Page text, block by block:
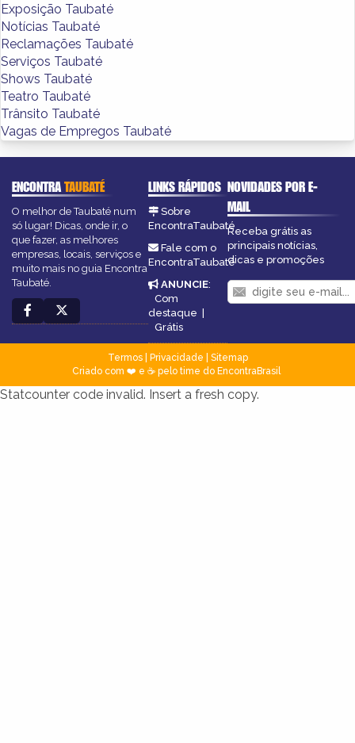
Exposição Taubaté
Notícias Taubaté
Reclamações Taubaté
Serviços Taubaté
Shows Taubaté
Teatro Taubaté
Trânsito Taubaté
Vagas de Empregos Taubaté
ENCONTRATAUBATÉ
O melhor de Taubaté num
só lugar! Dicas, onde ir, o
que fazer, as melhores
empresas, locais, serviços e
muito mais no guia Encontra
Taubaté.
LINKS RÁPIDOS
Sobre
EncontraTaubaté
Fale com o
EncontraTaubaté
ANUNCIE:
Com
destaque |
Grátis
NOVIDADES POR E-
MAIL
Receba grátis as
principais notícias,
dicas e promoções
Termos| Privacidade
Sitemap
Criado com ❤️ e ☕ pelo time do EncontraBrasil
Statcounter code invalid. Insert a fresh copy.